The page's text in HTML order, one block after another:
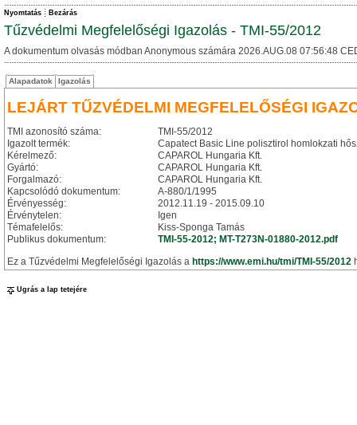
Nyomtatás Bezárás
Tűzvédelmi Megfelelőségi Igazolás - TMI-55/2012
A dokumentum olvasás módban Anonymous számára 2026.AUG.08 07:56:48
Alapadatok Igazolás
LEJÁRT TŰZVÉDELMI MEGFELELŐSÉGI
TMI azonosító száma:
TMI-55/2012
Igazolt termék:
Capatect Basic Line polisztirol homlokzati
Kérelmező:
CAPAROL Hungaria Kft.
Gyártó:
CAPAROL Hungaria Kft.
Forgalmazó:
CAPAROL Hungaria Kft.
Kapcsolódó dokumentum:
A-880/1/1995
Érvényesség:
2012.11.19 - 2015.09.10
Érvénytelen:
Igen
Témafelelős:
Kiss-Sponga Tamás
Publikus dokumentum:
TMI-55-2012; MT-T273N-01880-2012.pdf
Ez a Tűzvédelmi Megfelelőségi Igazolás a https://www.emi.hu/tmi/TMI-55/2012
Ugrás a lap tetejére